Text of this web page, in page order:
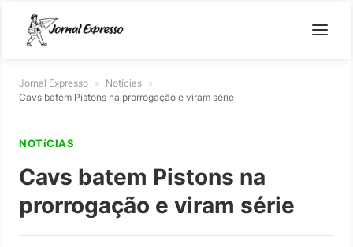
Jornal Expresso » Notícias »
Cavs batem Pistons na prorrogação e viram série
NOTíCIAS
Cavs batem Pistons na
prorrogação e viram série